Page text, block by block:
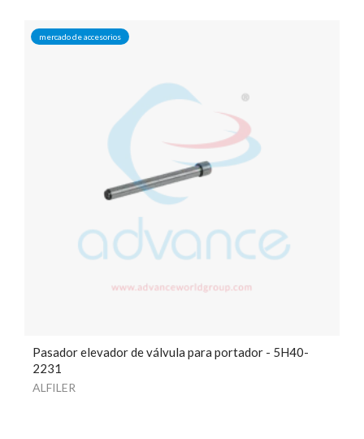
mercado de accesorios
Pasador elevador de válvula para portador - 5H40-
2231
ALFILER